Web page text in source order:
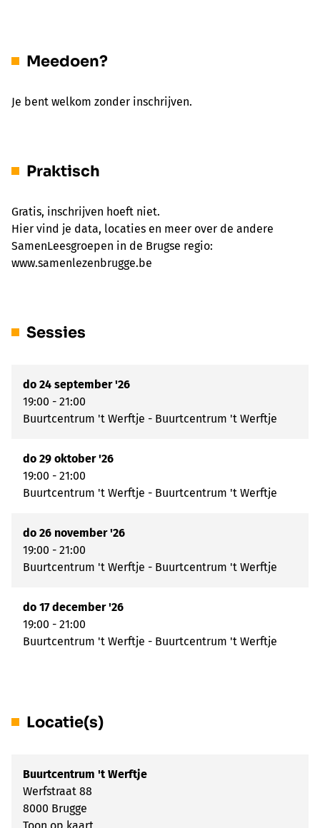
Meedoen?
Je bent welkom zonder inschrijven.
Praktisch
Gratis, inschrijven hoeft niet.
Hier vind je data, locaties en meer over de andere
SamenLeesgroepen in de Brugse regio:
www.samenlezenbrugge.be
Sessies
do 24 september '26
19:00 - 21:00
Buurtcentrum 't Werftje - Buurtcentrum 't Werftje
do 29 oktober '26
19:00 - 21:00
Buurtcentrum 't Werftje - Buurtcentrum 't Werftje
do 26 november '26
19:00 - 21:00
Buurtcentrum 't Werftje - Buurtcentrum 't Werftje
do 17 december '26
19:00 - 21:00
Buurtcentrum 't Werftje - Buurtcentrum 't Werftje
Locatie(s)
Buurtcentrum 't Werftje
Werfstraat 88
8000 Brugge